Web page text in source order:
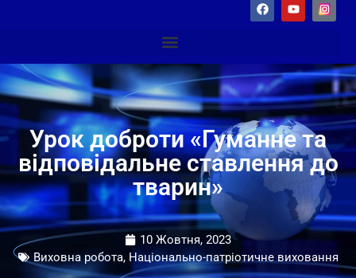
Урок доброти «Гуманне та
відповідальне ставлення до
тварин»
10 Жовтня, 2023
Виховна робота, Національно-патріотичне виховання